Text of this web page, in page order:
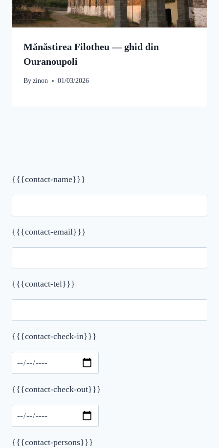
Mănăstirea Filotheu — ghid din
Ouranoupoli
Byzinon 01/03/2026
{{{contact-name}}}
{{{contact-email}}}
{{{contact-tel}}}
Please leave this field empty.
{{{contact-check-in}}}
{{{contact-check-out}}}
{{{contact-persons}}}